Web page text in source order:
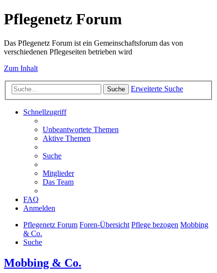
Pflegenetz Forum
Das Pflegenetz Forum ist ein Gemeinschaftsforum das von
verschiedenen Pflegeseiten betrieben wird
Zum Inhalt
Suche Erweiterte Suche
Schnellzugriff
Unbeantwortete Themen
Aktive Themen
Suche
Mitglieder
Das Team
FAQ
Anmelden
Pflegenetz Forum Foren-Übersicht Pflege bezogen Mobbing
& Co.
Suche
Mobbing & Co.